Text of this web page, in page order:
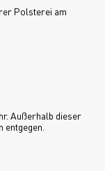
Polsterei am
Außerhalb dieser